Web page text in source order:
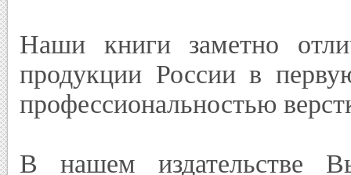
Наши книги заметно
продукции России в
профессиональностью
В нашем издательстве